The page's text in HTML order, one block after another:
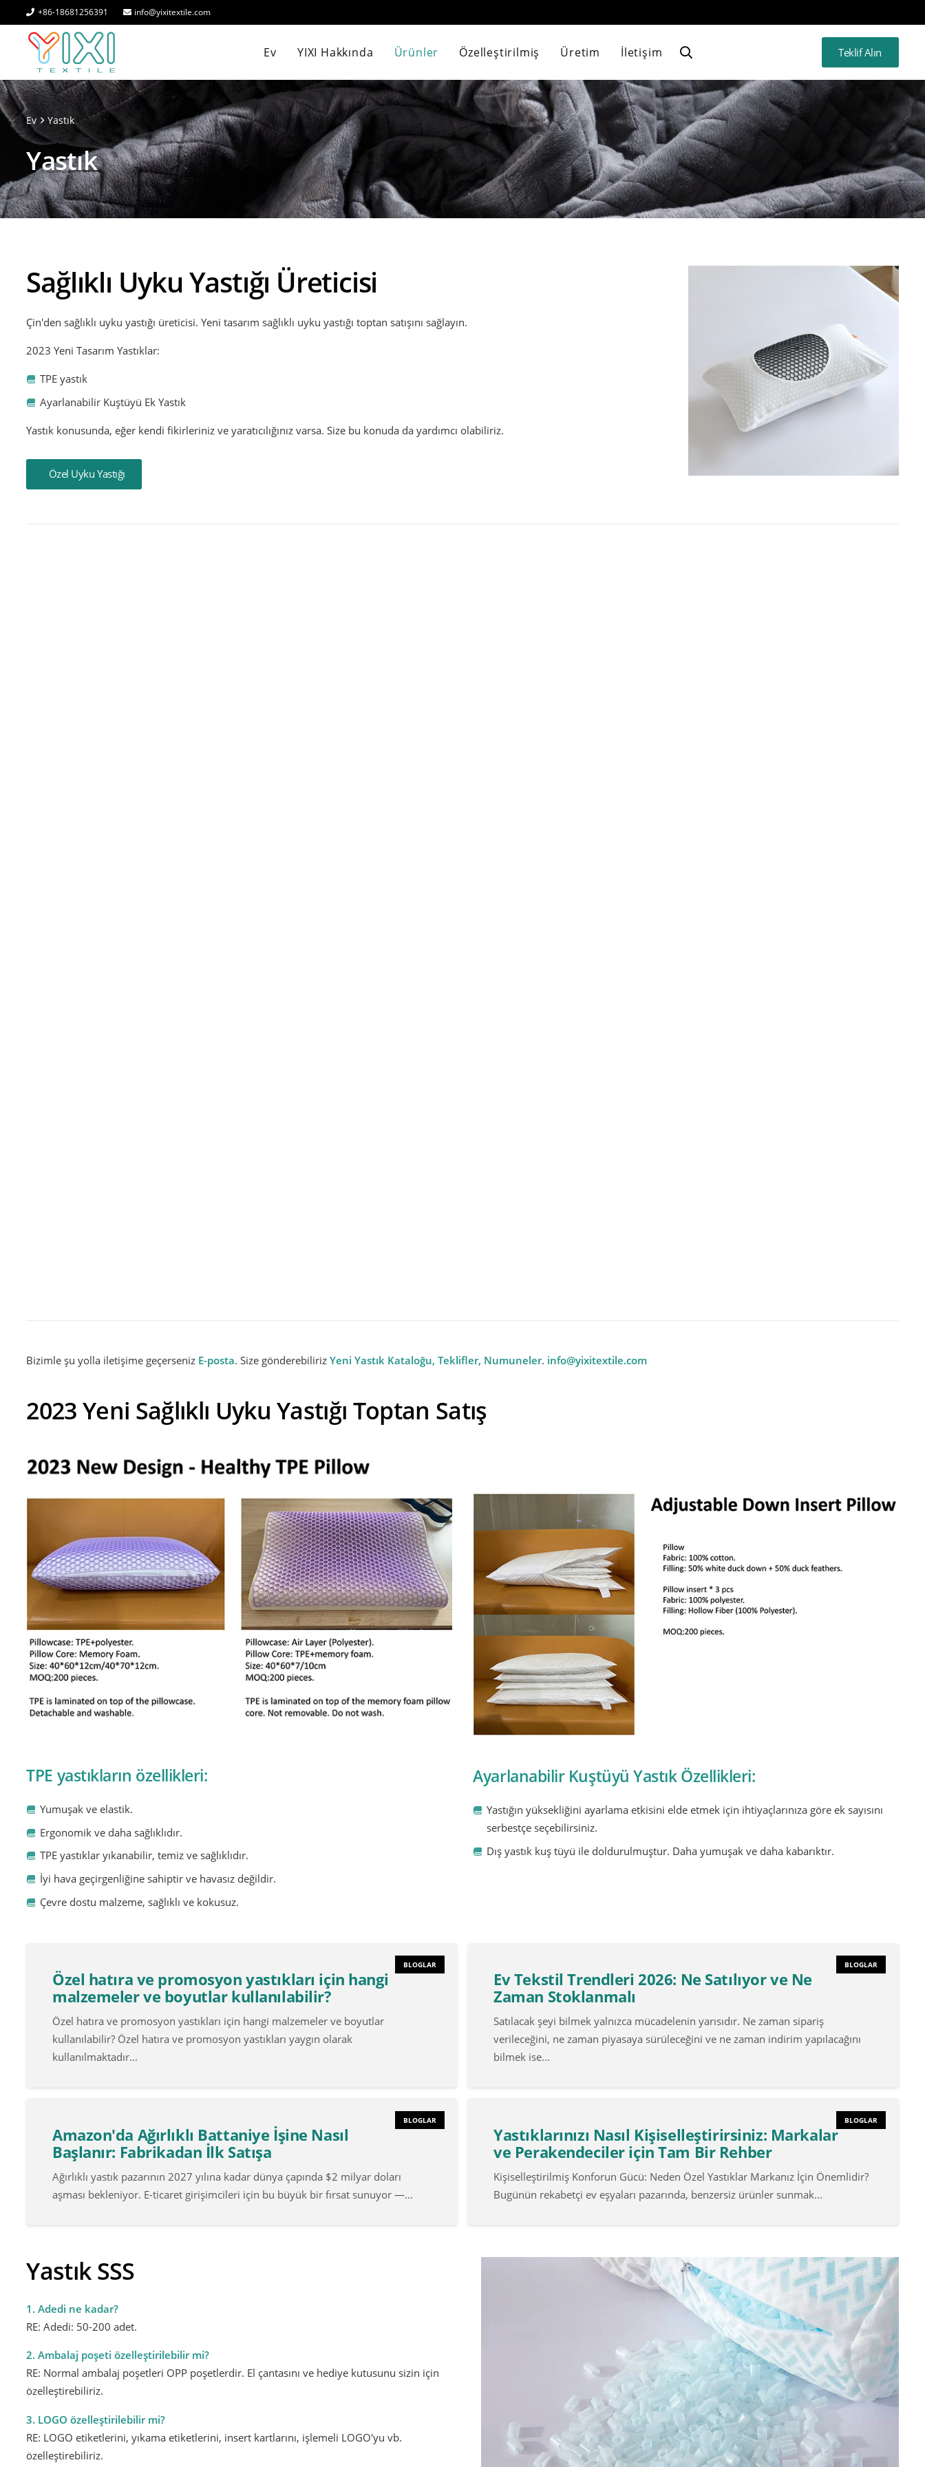
+86-18681256391 info@yixitextile.com
Ev YIXI Hakkında Ürünler Özelleştirilmiş Üretim İletişim Teklif Alın
Ev Yastık
Yastık
Sağlıklı Uyku Yastığı Üreticisi
Çin'den sağlıklı uyku yastığı üreticisi. Yeni tasarım sağlıklı uyku yastığı toptan satışını sağlayın.
2023 Yeni Tasarım Yastıklar:
TPE yastık
Ayarlanabilir Kuştüyü Ek Yastık
Yastık konusunda, eğer kendi fikirleriniz ve yaratıcılığınız varsa. Size bu konuda da yardımcı olabiliriz.
Özel Uyku Yastığı
Bizimle şu yolla iletişime geçerseniz E-posta. Size gönderebilirizYeni Yastık Kataloğu, Teklifler, Numuneler. info@yixitextile.com
2023 Yeni Sağlıklı Uyku Yastığı Toptan Satış
TPE yastıkların özellikleri:
Yumuşak ve elastik.
Ergonomik ve daha sağlıklıdır.
TPE yastıklar yıkanabilir, temiz ve sağlıklıdır.
İyi hava geçirgenliğine sahiptir ve havasız değildir.
Çevre dostu malzeme, sağlıklı ve kokusuz.
Ayarlanabilir Kuştüyü Yastık Özellikleri:
Yastığın yüksekliğini ayarlama etkisini elde etmek için ihtiyaçlarınıza göre ek sayısını
serbestçe seçebilirsiniz.
Dış yastık kuş tüyü ile doldurulmuştur. Daha yumuşak ve daha kabarıktır.
BLOGLAR
Özel hatıra ve promosyon yastıkları için hangi
malzemeler ve boyutlar kullanılabilir?
Özel hatıra ve promosyon yastıkları için hangi malzemeler ve boyutlar
kullanılabilir? Özel hatıra ve promosyon yastıkları yaygın olarak
kullanılmaktadır...
BLOGLAR
Ev Tekstil Trendleri 2026: Ne Satılıyor ve Ne
Zaman Stoklanmalı
Satılacak şeyi bilmek yalnızca mücadelenin yarısıdır. Ne zaman sipariş
verileceğini, ne zaman piyasaya sürüleceğini ve ne zaman indirim yapılacağını
bilmek ise...
BLOGLAR
Amazon'da Ağırlıklı Battaniye İşine Nasıl
Başlanır: Fabrikadan İlk Satışa
Ağırlıklı yastık pazarının 2027 yılına kadar dünya çapında $2 milyar doları
aşması bekleniyor. E-ticaret girişimcileri için bu büyük bir fırsat sunuyor —...
BLOGLAR
Yastıklarınızı Nasıl Kişiselleştirirsiniz: Markalar
ve Perakendeciler için Tam Bir Rehber
Kişiselleştirilmiş Konforun Gücü: Neden Özel Yastıklar Markanız İçin Önemlidir?
Bugünün rekabetçi ev eşyaları pazarında, benzersiz ürünler sunmak...
Yastık SSS
1. Adedi ne kadar?
RE: Adedi: 50-200 adet.
2. Ambalaj poşeti özelleştirilebilir mi?
RE: Normal ambalaj poşetleri OPP poşetlerdir. El çantasını ve hediye kutusunu sizin için
özelleştirebiliriz.
3. LOGO özelleştirilebilir mi?
RE: LOGO etiketlerini, yıkama etiketlerini, insert kartlarını, işlemeli LOGO'yu vb.
özelleştirebiliriz.